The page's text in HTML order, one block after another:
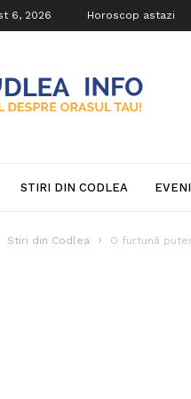
6, 2026 Horoscop astazi
STIRI DIN CODLEA
Stiri din Codlea O furtună